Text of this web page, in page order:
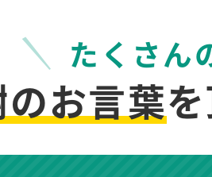
たくさん
お言葉を